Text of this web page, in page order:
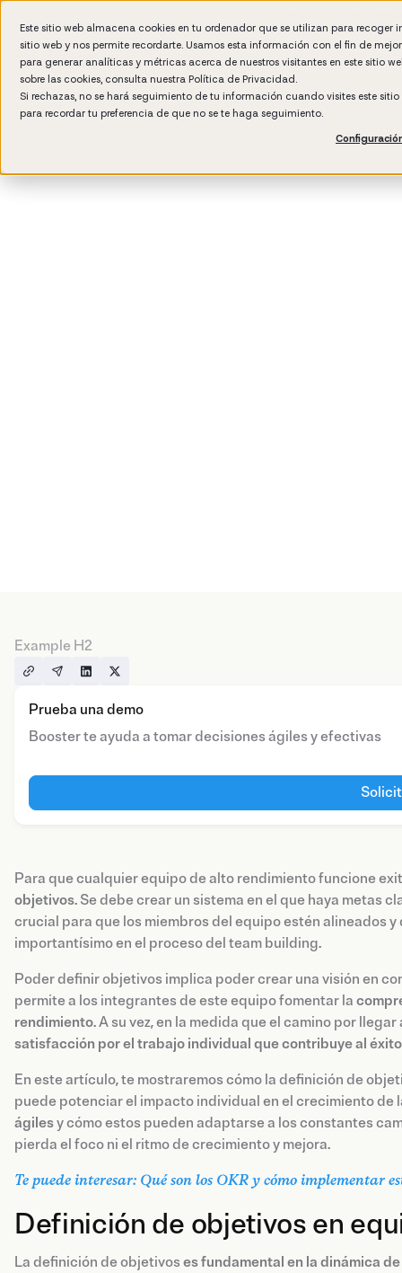
Este sitio web almacena cookies en tu ordenador que se utilizan para
sitio web y nos permite recordarte. Usamos esta información con el fin de
para generar analíticas y métricas acerca de nuestros visitantes en este sitio
sobre las cookies, consulta nuestra Política de Privacidad.
Si rechazas, no se hará seguimiento de tu información cuando visites este
para recordar tu preferencia de que no se te haga seguimiento.
Example H2
Prueba una demo
Booster te ayuda a tomar decisiones ágiles y efectivas
Para que cualquier equipo de alto rendimiento funcione
objetivos. Se debe crear un sistema en el que haya metas
crucial para que los miembros del equipo estén alineados
importantísimo en el proceso del team building.
Poder definir objetivos implica poder crear una visión en
permite a los integrantes de este equipo fomentar la
rendimiento. A su vez, en la medida que el camino por
satisfacción por el trabajo individual que contribuye al
En este artículo, te mostraremos cómo la definición de
puede potenciar el impacto individual en el crecimiento de
ágilesy cómo estos pueden adaptarse a los constantes
pierda el foco ni el ritmo de crecimiento y mejora.
Te puede interesar: Qué son los OKR y cómo implementar
Definición de objetivos en
La definición de objetivos es fundamental en la dinámica